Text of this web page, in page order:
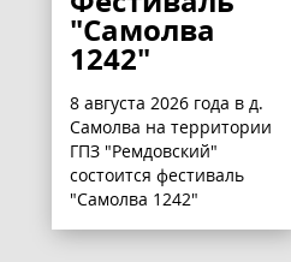
"Самолва
1242"
8 августа 2026 года в д.
Самолва на территории
ГПЗ "Ремдовский"
состоится фестиваль
"Самолва 1242"